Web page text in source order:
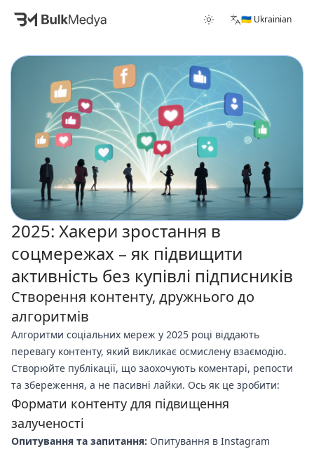
🇺🇦 Ukrainian
2025: Хакери зростання в
соцмережах – як підвищити
активність без купівлі підписників
Створення контенту, дружнього до
алгоритмів
Алгоритми соціальних мереж у 2025 році віддають
перевагу контенту, який викликає осмислену взаємодію.
Створюйте публікації, що заохочують коментарі, репости
та збереження, а не пасивні лайки. Ось як це зробити:
Формати контенту для підвищення
залученості
Опитування та запитання: Опитування в Instagram